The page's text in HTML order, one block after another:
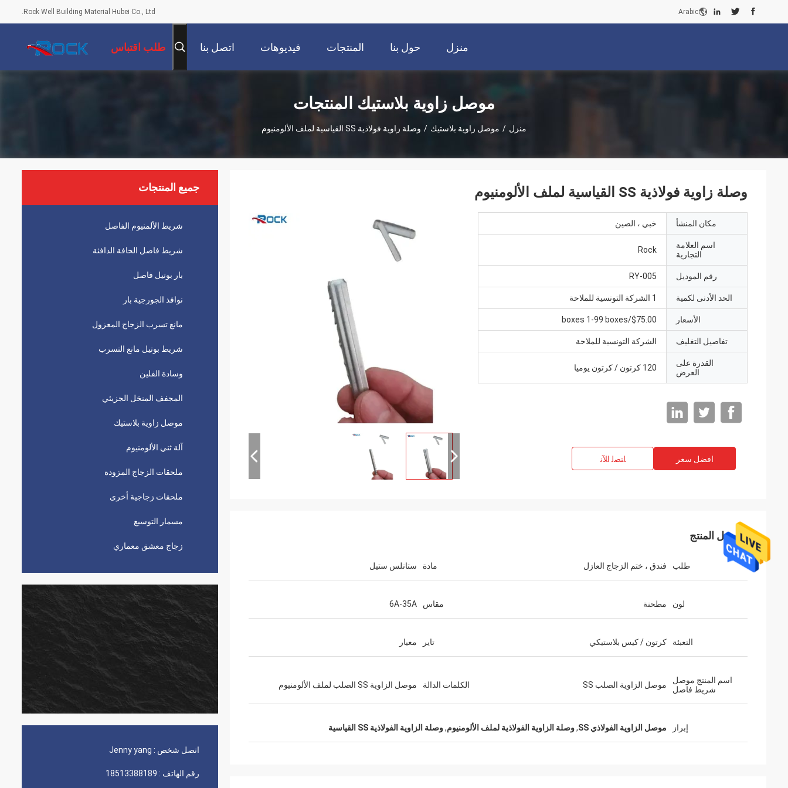
Rock Well Building Material Hubei Co., Ltd. Arabic
منزل حول بنا المنتجات فيديوهات اتصل بنا طلب اقتباس
موصل زاوية بلاستيك المنتجات
منزل / موصل زاوية بلاستيك / وصلة زاوية فولاذية SS القياسية لملف الألومنيوم
جميع المنتجات
شريط الألمنيوم الفاصل
شريط فاصل الحافة الدافئة
بار بوتيل فاصل
نوافذ الجورجية بار
مانع تسرب الزجاج المعزول
شريط بوتيل مانع التسرب
وسادة الفلين
المجفف المنخل الجزيئي
موصل زاوية بلاستيك
آلة ثني الألومنيوم
ملحقات الزجاج المزودة
ملحقات زجاجية أخرى
مسمار التوسيع
زجاج معشق معماري
اتصل شخص : Jenny yang
رقم الهاتف : 18513388189
وصلة زاوية فولاذية SS القياسية لملف الألومنيوم
مكان المنشأ خبي ، الصين
اسم العلامة
التجارية
Rock
رقم الموديل RY-005
الحد الأدنى لكمية 1 الشركة التونسية للملاحة
الأسعار $75.00/boxes 1-99 boxes
تفاصيل التغليف الشركة التونسية للملاحة
القدرة على
العرض
120 كرتون / كرتون يوميا
افضل سعر ﺎﺘﺼﻟ ﺍﻶﻧ
تفاصيل المنتج
طلب فندق ، ختم الزجاج العازل مادة ستانلس ستيل
لون مطحنة مقاس 6A-35A
التعبئة كرتون / كيس بلاستيكي تاير معيار
اسم المنتج موصل
شريط فاصل
موصل الزاوية الصلب SS الكلمات الدالة موصل الزاوية SS الصلب لملف الألومنيوم
إبراز موصل الزاوية الفولاذي SS ,وصلة الزاوية الفولاذية لملف الألومنيوم,وصلة الزاوية الفولاذية SS القياسية